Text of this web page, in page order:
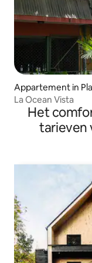
Appartement in
La Ocean Vista
Het
tarieven